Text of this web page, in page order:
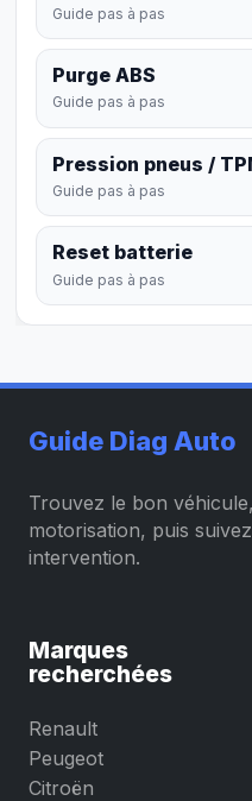
Guide pas à pas
Purge ABS
Guide pas à pas
Pression pneus /
Guide pas à pas
Reset batterie
Guide pas à pas
Guide Diag Auto
Trouvez le bon
motorisation, puis
intervention.
Marques
recherchées
Renault
Peugeot
Citroën